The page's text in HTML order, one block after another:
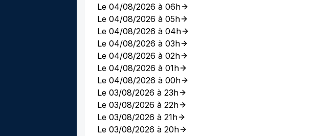
Le 04/08/2026 à 06h
Le 04/08/2026 à 05h
Le 04/08/2026 à 04h
Le 04/08/2026 à 03h
Le 04/08/2026 à 02h
Le 04/08/2026 à 01h
Le 04/08/2026 à 00h
Le 03/08/2026 à 23h
Le 03/08/2026 à 22h
Le 03/08/2026 à 21h
Le 03/08/2026 à 20h